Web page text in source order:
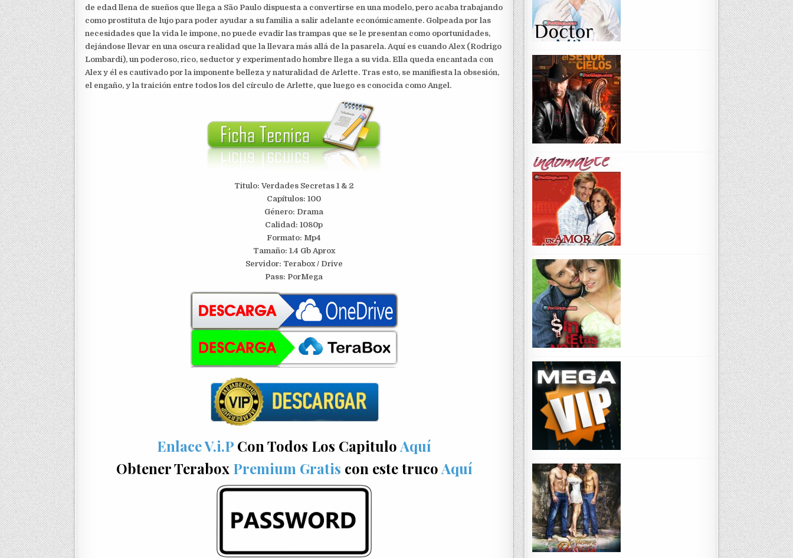
de edad llena de sueños que llega a São Paulo dispuesta a convertirse en una modelo, pero acaba trabajando
como prostituta de lujo para poder ayudar a su familia a salir adelante económicamente. Golpeada por las
necesidades que la vida le impone, no puede evadir las trampas que se le presentan como oportunidades,
dejándose llevar en una oscura realidad que la llevara más allá de la pasarela. Aquí es cuando Alex (Rodrigo
Lombardi), un poderoso, rico, seductor y experimentado hombre llega a su vida. Ella queda encantada con
Alex y él es cautivado por la imponente belleza y naturalidad de Arlette. Tras esto, se manifiesta la obsesión,
el engaño, y la traición entre todos los del círculo de Arlette, que luego es conocida como Angel.
Titulo: Verdades Secretas 1 & 2
Capítulos: 100
Género: Drama
Calidad: 1080p
Formato: Mp4
Tamaño: 1.4 Gb Aprox
Servidor: Terabox / Drive
Pass: PorMega
Enlace V.i.P Con Todos Los Capitulo Aquí
Obtener Terabox Premium Gratis con este truco Aquí